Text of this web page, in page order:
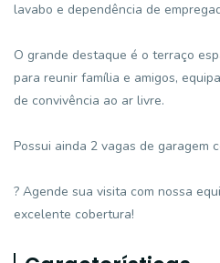
lavabo e dependência de
O grande destaque é o terraço
para reunir família e amigos,
de convivência ao ar livre.
Possui ainda 2 vagas de garagem
? Agende sua visita com nossa
excelente cobertura!